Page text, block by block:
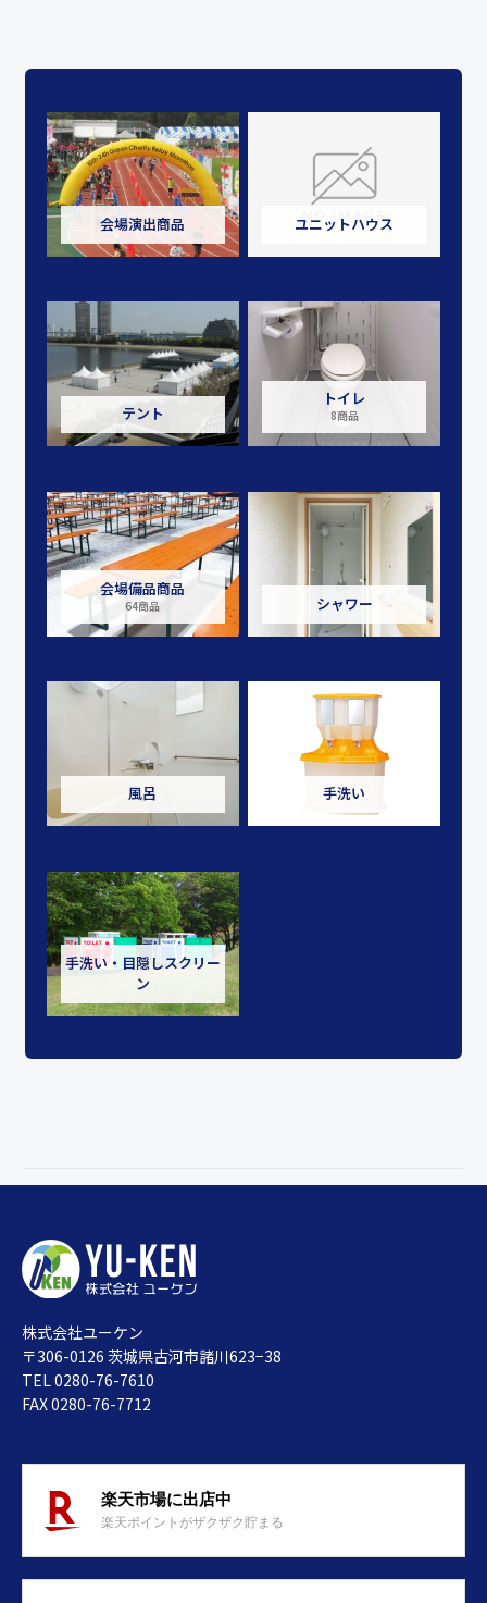
会場演出商品 ユニットハウス
テント
トイレ
8商品
会場備品商品
64商品 シャワー
風呂 手洗い
手洗い・目隠しスクリー
ン
株式会社ユーケン
〒306-0126 茨城県古河市諸川623−38
TEL 0280-76-7610
FAX 0280-76-7712
楽天市場に出店中
楽天ポイントがザクザク貯まる